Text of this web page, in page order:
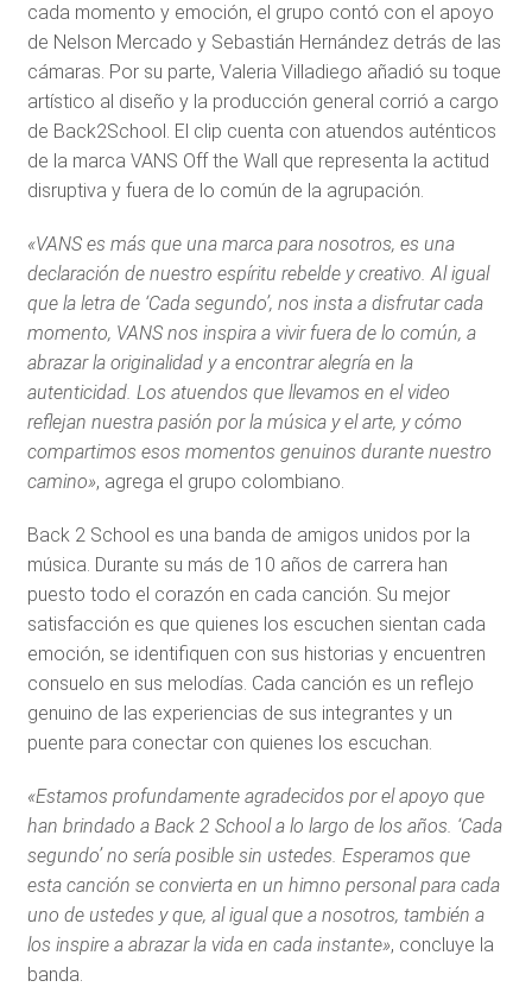
cada momento y emoción, el grupo contó con el apoyo
de Nelson Mercado y Sebastián Hernández detrás de las
cámaras. Por su parte, Valeria Villadiego añadió su toque
artístico al diseño y la producción general corrió a cargo
de Back2School. El clip cuenta con atuendos auténticos
de la marca VANS Off the Wall que representa la actitud
disruptiva y fuera de lo común de la agrupación.
«VANS es más que una marca para nosotros, es una
declaración de nuestro espíritu rebelde y creativo. Al igual
que la letra de ‘Cada segundo’, nos insta a disfrutar cada
momento, VANS nos inspira a vivir fuera de lo común, a
abrazar la originalidad y a encontrar alegría en la
autenticidad. Los atuendos que llevamos en el video
reflejan nuestra pasión por la música y el arte, y cómo
compartimos esos momentos genuinos durante nuestro
camino», agrega el grupo colombiano.
Back 2 School es una banda de amigos unidos por la
música. Durante su más de 10 años de carrera han
puesto todo el corazón en cada canción. Su mejor
satisfacción es que quienes los escuchen sientan cada
emoción, se identifiquen con sus historias y encuentren
consuelo en sus melodías. Cada canción es un reflejo
genuino de las experiencias de sus integrantes y un
puente para conectar con quienes los escuchan.
«Estamos profundamente agradecidos por el apoyo que
han brindado a Back 2 School a lo largo de los años. ‘Cada
segundo’ no sería posible sin ustedes. Esperamos que
esta canción se convierta en un himno personal para cada
uno de ustedes y que, al igual que a nosotros, también a
los inspire a abrazar la vida en cada instante», concluye la
banda.